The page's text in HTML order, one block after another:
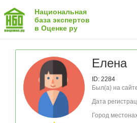
Национальная
база экспертов
в Оценке ру
Елена
ID: 2284
Был(а) на
Дата
Город